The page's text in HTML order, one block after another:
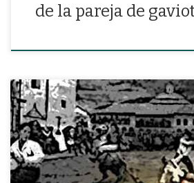
de la pareja de
«Tu sombra llega al profundo corazón
montaña, sin cesar y sin límites»